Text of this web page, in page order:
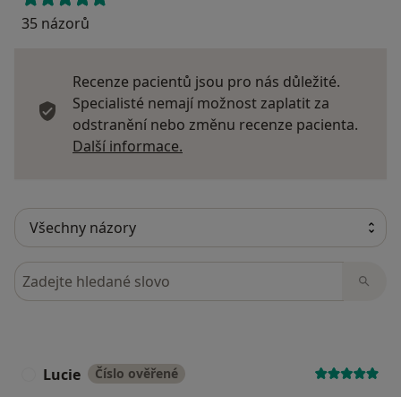
35 názorů
Recenze pacientů jsou pro nás důležité.
Specialisté nemají možnost zaplatit za
odstranění nebo změnu recenze pacienta.
Další informace.
Hledejte v názorech
Lucie Číslo ověřené